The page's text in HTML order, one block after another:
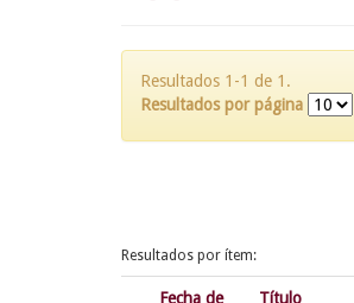
Resultados 1-1 de 1.
Resultados por página
Resultados por ítem:
Fecha de
Título